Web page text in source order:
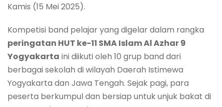
Kamis (15 Mei 2025).
Kompetisi band pelajar yang digelar dalam rangka
peringatan HUT ke-11 SMA Islam Al Azhar 9
Yogyakarta ini diikuti oleh 10 grup band dari
berbagai sekolah di wilayah Daerah Istimewa
Yogyakarta dan Jawa Tengah. Sejak pagi, para
peserta berkumpul dan bersiap untuk unjuk bakat di